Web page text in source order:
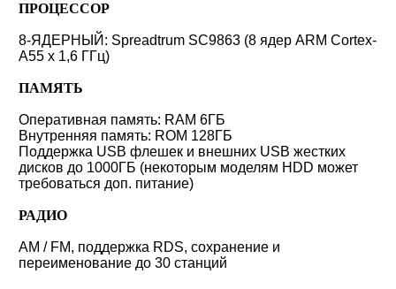
ПРОЦЕССОР
8-ЯДЕРНЫЙ: Spreadtrum SC9863 (8 ядер ARM Cortex-
A55 x 1,6 ГГц)
ПАМЯТЬ
Оперативная память: RAM 6ГБ
Внутренняя память: ROM 128ГБ
Поддержка USB флешек и внешних USB жестких
дисков до 1000ГБ (некоторым моделям HDD может
требоваться доп. питание)
РАДИО
AM / FM, поддержка RDS, сохранение и
переименование до 30 станций